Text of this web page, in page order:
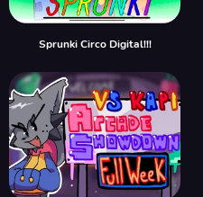
Sprunki Circo Digital!!!